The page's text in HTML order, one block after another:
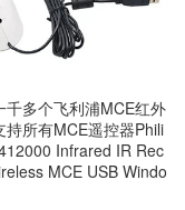
千多个飞利浦MCE红外
持所有MCE遥控器Phili
Infrared IR Rec
MCE USB Windo